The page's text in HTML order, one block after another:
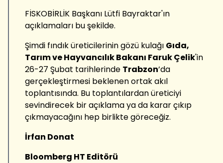
FİSKOBİRLİK Başkanı Lütfi Bayraktar'ın
açıklamaları bu şekilde.
Şimdi fındık üreticilerinin gözü kulağı Gıda,
Tarım ve Hayvancılık Bakanı Faruk Çelik'in
26-27 Şubat tarihlerinde Trabzon’da
gerçekleştirmesi beklenen ortak akıl
toplantısında. Bu toplantılardan üreticiyi
sevindirecek bir açıklama ya da karar çıkıp
çıkmayacağını hep birlikte göreceğiz.
İrfan Donat
Bloomberg HT Editörü